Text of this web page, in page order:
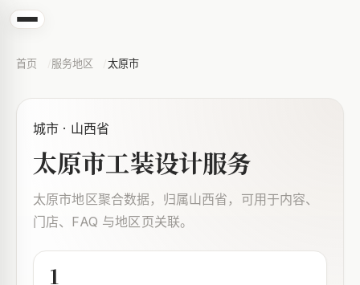
首页 服务地区 太原市
城市 · 山西省
太原市工装设计服务
太原市地区聚合数据，归属山西省，可用于内容、
门店、FAQ 与地区页关联。
1